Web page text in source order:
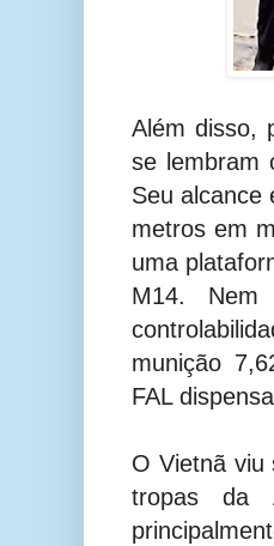
Além disso,
se lembram
Seu alcance
metros em
uma
M14.
munição
FAL
O Vietnã viu
tropas da